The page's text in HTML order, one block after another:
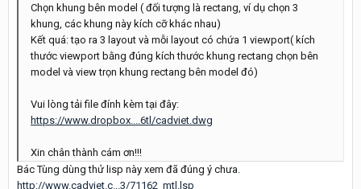
Chọn khung bên model ( đối tượng là rectang, ví dụ chọn 3
khung, các khung này kích cỡ khác nhau)
Kết quá: tạo ra 3 layout và mỗi layout có chứa 1 viewport( kích
thước viewport bằng đúng kích thước khung rectang chọn bên
model và view trọn khung rectang bên model đó)
Vui lòng tải file đính kèm tại đây:
https://www.dropbox....6tl/cadviet.dwg
Xin chân thành cám ơn!!!
Bác Tùng dùng thử lisp này xem đã đúng ý chưa.
http://www.cadviet.c...3/71162_mtl.lsp